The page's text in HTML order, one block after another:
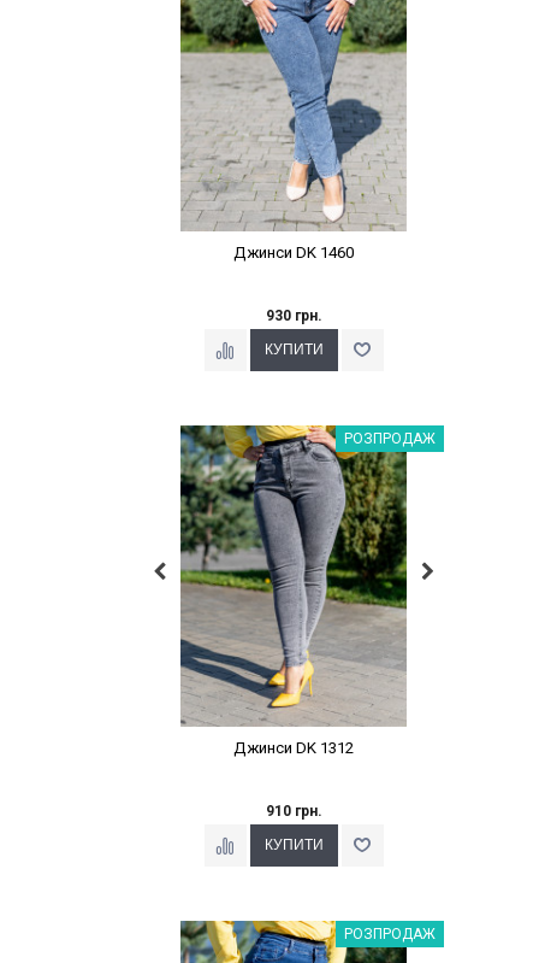
Джинси DK 1460
930 грн.
Наклейки Варіант з %РОЗПРОДАЖ
Джинси DK 1312
910 грн.
Наклейки Варіант з %РОЗПРОДАЖ